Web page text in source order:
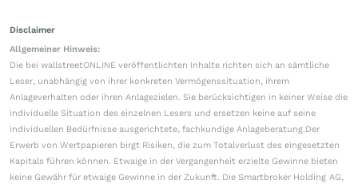
Disclaimer
Allgemeiner Hinweis:
Die bei wallstreetONLINE veröffentlichten Inhalte richten sich an sämtliche
Leser, unabhängig von ihrer konkreten Vermögenssituation, ihrem
Anlageverhalten oder ihren Anlagezielen. Sie berücksichtigen in keiner Weise die
individuelle Situation des einzelnen Lesers und ersetzen keine auf seine
individuellen Bedürfnisse ausgerichtete, fachkundige Anlageberatung.Der
Erwerb von Wertpapieren birgt Risiken, die zum Totalverlust des eingesetzten
Kapitals führen können. Etwaige in der Vergangenheit erzielte Gewinne bieten
keine Gewähr für etwaige Gewinne in der Zukunft. Die Smartbroker Holding AG,